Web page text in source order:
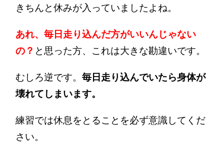
きちんと休みが入っていましたよね。
あれ、毎日走り込んだ方がいいんじゃない
の？ と思った方、これは大きな勘違いです。
むしろ逆です。毎日走り込んでいたら身体が
壊れてしまいます。
練習では休息をとることを必ず意識してくだ
さい。